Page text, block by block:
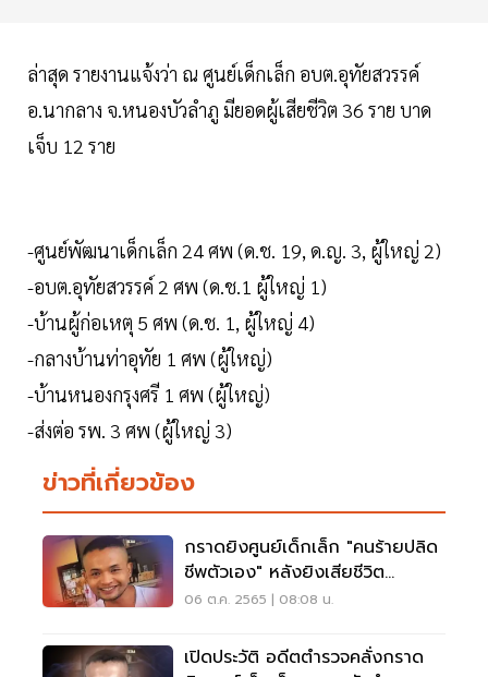
ล่าสุด รายงานแจ้งว่า ณ ศูนย์เด็กเล็ก อบต.อุทัยสวรรค์
อ.นากลาง จ.หนองบัวลำภู มียอดผู้เสียชีวิต 36 ราย บาด
เจ็บ 12 ราย
-ศูนย์พัฒนาเด็กเล็ก 24 ศพ (ด.ช. 19, ด.ญ. 3, ผู้ใหญ่ 2)
-อบต.อุทัยสวรรค์ 2 ศพ (ด.ช.1 ผู้ใหญ่ 1)
-บ้านผู้ก่อเหตุ 5 ศพ (ด.ช. 1, ผู้ใหญ่ 4)
-กลางบ้านท่าอุทัย 1 ศพ (ผู้ใหญ่)
-บ้านหนองกรุงศรี 1 ศพ (ผู้ใหญ่)
-ส่งต่อ รพ. 3 ศพ (ผู้ใหญ่ 3)
ข่าวที่เกี่ยวข้อง
กราดยิงศูนย์เด็กเล็ก "คนร้ายปลิด
ชีพตัวเอง" หลังยิงเสียชีวิต
กว่า30ราย
06 ต.ค. 2565 | 08:08 น.
เปิดประวัติ อดีตตำรวจคลั่งกราด